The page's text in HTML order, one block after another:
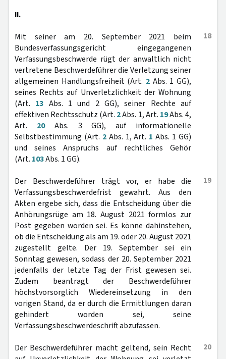
II.
18
Mit seiner am 20. September 2021 beim
Bundesverfassungsgericht eingegangenen
Verfassungsbeschwerde rügt der anwaltlich nicht
vertretene Beschwerdeführer die Verletzung seiner
allgemeinen Handlungsfreiheit (Art. 2 Abs. 1 GG),
seines Rechts auf Unverletzlichkeit der Wohnung
(Art. 13 Abs. 1 und 2 GG), seiner Rechte auf
effektiven Rechtsschutz (Art. 2Abs. 1, Art. 19Abs. 4,
Art. 20Abs. 3 GG), auf informationelle
Selbstbestimmung (Art. 2Abs. 1, Art. 1 Abs. 1 GG)
und seines Anspruchs auf rechtliches Gehör
(Art. 103Abs. 1 GG).
19
Der Beschwerdeführer trägt vor, er habe die
Verfassungsbeschwerdefrist gewahrt. Aus den
Akten ergebe sich, dass die Entscheidung über die
Anhörungsrüge am 18. August 2021 formlos zur
Post gegeben worden sei. Es könne dahinstehen,
ob die Entscheidung als am 19. oder 20. August 2021
zugestellt gelte. Der 19. September sei ein
Sonntag gewesen, sodass der 20. September 2021
jedenfalls der letzte Tag der Frist gewesen sei.
Zudem beantragt der Beschwerdeführer
höchstvorsorglich Wiedereinsetzung in den
vorigen Stand, da er durch die Ermittlungen daran
gehindert worden sei, seine
Verfassungsbeschwerdeschrift abzufassen.
20
Der Beschwerdeführer macht geltend, sein Recht